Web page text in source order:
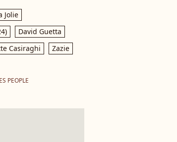
Jolie
David Guetta
Casiraghi
Zazie
PEOPLE